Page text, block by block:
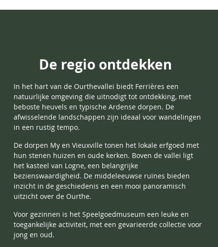
De regio ontdekken
In het hart van de Ourthevallei biedt Ferrières een
natuurlijke omgeving die uitnodigt tot ontdekking, met
beboste heuvels en typische Ardense dorpen. De
afwisselende landschappen zijn ideaal voor wandelingen
in een rustig tempo.
De dorpen My en Vieuxville tonen het lokale erfgoed met
hun stenen huizen en oude kerken. Boven de vallei ligt
het kasteel van Logne, een belangrijke
bezienswaardigheid. De middeleeuwse ruïnes bieden
inzicht in de geschiedenis en een mooi panoramisch
uitzicht over de Ourthe.
Voor gezinnen is het Speelgoedmuseum een leuke en
toegankelijke activiteit, met een gevarieerde collectie voor
jong en oud.